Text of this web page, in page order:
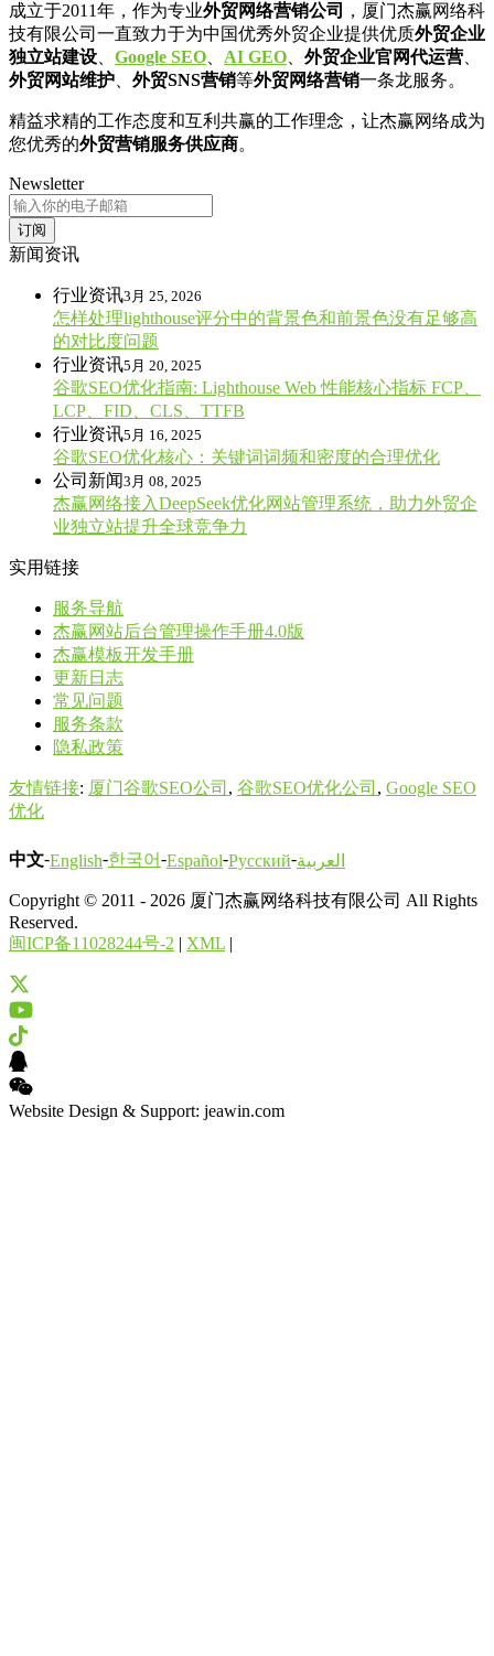
成立于2011年，作为专业外贸网络营销公司
，厦门杰赢网络科
技有限公司一直致力于为中国优秀外贸企业提供优质外贸企业
独立站建设
Google SEO AI GEO 外贸企业官网代运营
外贸网站维护
外贸SNS营销等外贸网络营销一条龙服务。
精益求精的工作态度和互利共赢的工作理念，让杰赢网络成为
您优秀的外贸营销服务供应商。
Newsletter
订阅
新闻资讯
行业资讯3月 25, 2026
怎样处理lighthouse评分中的背景色和前景色没有足够高
的对比度问题
行业资讯5月 20, 2025
谷歌SEO优化指南: Lighthouse Web 性能核心指标 FCP、
LCP、FID、CLS、TTFB
行业资讯5月 16, 2025
谷歌SEO优化核心：关键词词频和密度的合理优化
公司新闻3月 08, 2025
杰赢网络接入DeepSeek优化网站管理系统，助力外贸企
业独立站提升全球竞争力
实用链接
服务导航
杰赢网站后台管理操作手册4.0版
杰赢模板开发手册
更新日志
常见问题
服务条款
隐私政策
友情链接: 厦门谷歌SEO公司 , 谷歌SEO优化公司 , Google SEO
优化
中文-English-한국어-Español-Русский-العربية
Copyright © 2011 - 2026 厦门杰赢网络科技有限公司 All Rights
Reserved.
闽ICP备11028244号-2 | XML |
Website Design & Support: jeawin.com